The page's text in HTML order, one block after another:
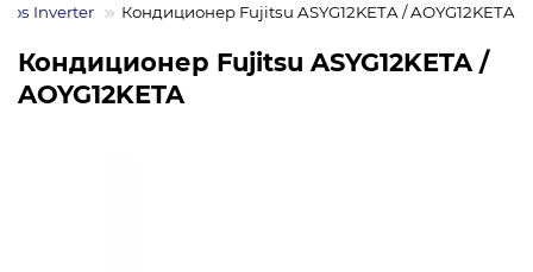
Inverter Кондиционер Fujitsu ASYG12KETA / AOYG12KETA
Кондиционер Fujitsu ASYG12KETA /
AOYG12KETA